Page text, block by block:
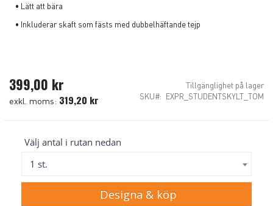
• Lätt att bära
• Inkluderar skaft som fästs med dubbelhäftande tejp
399,00 kr
319,20 kr
Tillgänglighet på lager
SKU
EXPR_STUDENTSKYLT_TOM
Välj antal i rutan nedan
1 st.
Designa & köp